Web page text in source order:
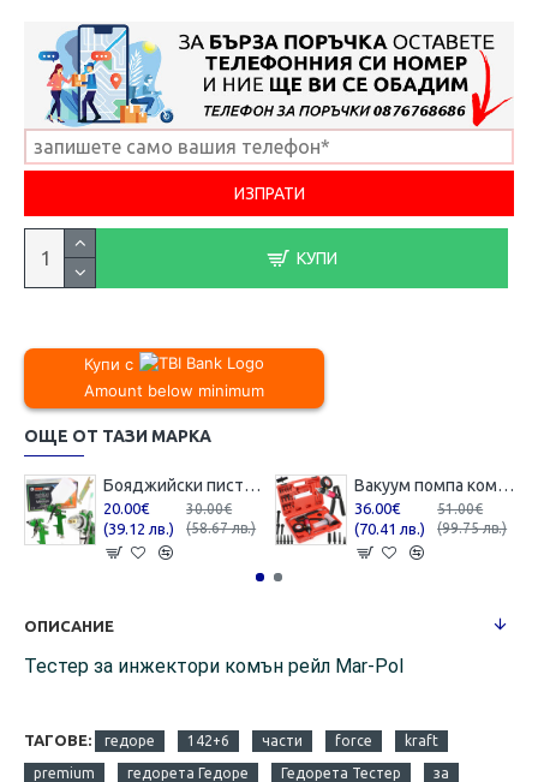
КУПИ
Купи с
Amount below minimum
ОЩЕ ОТ ТАЗИ МАРКА
Бояджийски пистолет с горно казанче Mar-pol HVLP / 1,7 мм , M80624
20.00€
(39.12 лв.)
30.00€
(58.67 лв.)
Вакуум помпа комбинирана ( вакуум и налягане ) Mar-Pol , M57698
36.00€
(70.41 лв.)
51.00€
(99.75 лв.)
ОПИСАНИЕ
Тестер за инжектори комън рейл Mar-Pol
ТАГОВЕ: гедоре 142+6 части force kraft
premium гедорета Гедоре Гедорета Тестер за